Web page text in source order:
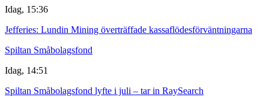
Idag, 15:36
Jefferies: Lundin Mining överträffade kassaflödesförväntningarna
Spiltan Småbolagsfond
Idag, 14:51
Spiltan Småbolagsfond lyfte i juli – tar in RaySearch